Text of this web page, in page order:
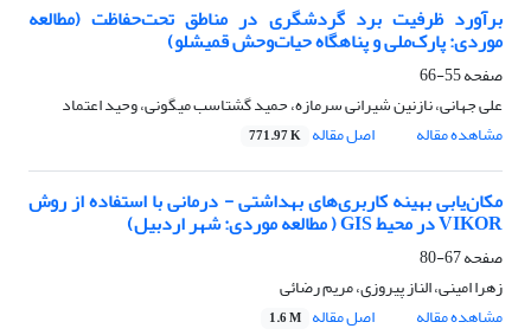
برآورد ظرفیت ‌برد گردشگری در مناطق تحت‌حفاظت (مطالعه‌
مورد‌ی: پارک‌ملی و پناهگاه حیات‌‌وحش قمیشلو)
صفحه55-66
علی جهانی، نازنین شیرانی سرمازه، حمید گشتاسب میگونی، وحید اعتماد
مشاهده مقاله
اصل مقاله 771.97 K
مکان‌یابی بهینه‌ کاربری‌های بهداشتی - درمانی با استفاده از روش
VIKOR در محیط GIS ( مطالعه موردی: شهر اردبیل)
صفحه67-80
زهرا امینی، الناز پیروزی، مریم رضائی
مشاهده مقاله
اصل مقاله 1.6 M